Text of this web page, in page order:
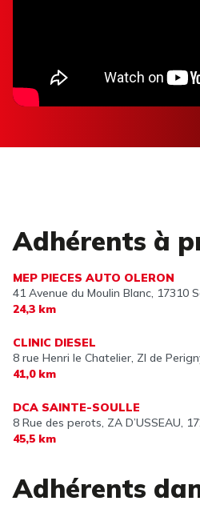
Adhérents à
MEP PIECES AUTO OLERON
41 Avenue du Moulin Blanc, 17310
24,3 km
CLINIC DIESEL
8 rue Henri le Chatelier, ZI de
41,0 km
DCA SAINTE-SOULLE
8 Rue des perots, ZA D’USSEAU,
45,5 km
Adhérents